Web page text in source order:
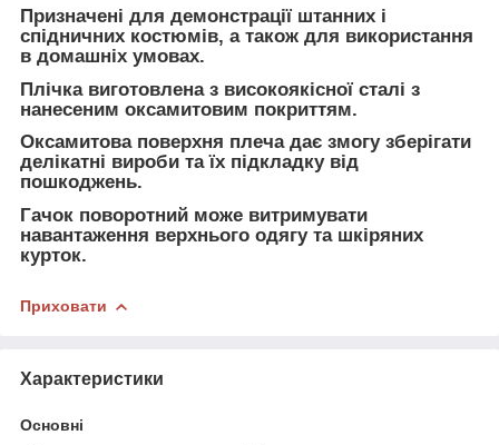
Призначені для демонстрації штанних і
спідничних костюмів, а також для використання
в домашніх умовах.
Плічка виготовлена з високоякісної сталі з
нанесеним оксамитовим покриттям.
Оксамитова поверхня плеча дає змогу зберігати
делікатні вироби та їх підкладку від
пошкоджень.
Гачок поворотний може витримувати
навантаження верхнього одягу та шкіряних
курток.
Приховати
Характеристики
Основні